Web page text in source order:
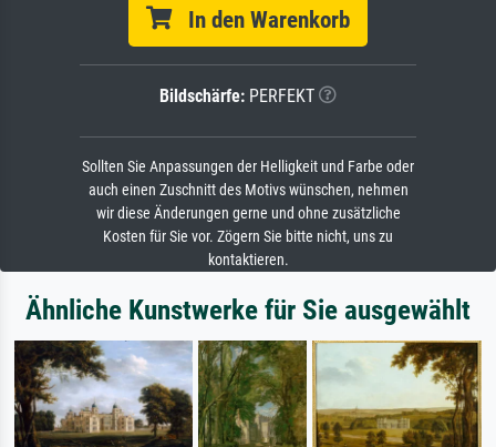
In den Warenkorb
Bildschärfe: PERFEKT
Sollten Sie Anpassungen der Helligkeit und Farbe oder
auch einen Zuschnitt des Motivs wünschen, nehmen
wir diese Änderungen gerne und ohne zusätzliche
Kosten für Sie vor. Zögern Sie bitte nicht, uns zu
kontaktieren.
Ähnliche Kunstwerke für Sie ausgewählt